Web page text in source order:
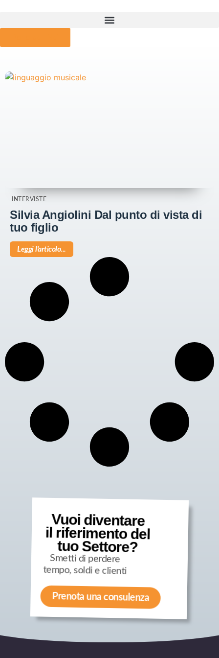
INTERVISTE
Silvia Angiolini Dal punto di vista di
tuo figlio
Leggi l'articolo...
Vuoi diventare
il riferimento del
tuo Settore?
Smetti di perdere
tempo, soldi e clienti
Prenota una consulenza